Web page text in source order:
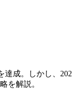
達成。しかし、
を解説。